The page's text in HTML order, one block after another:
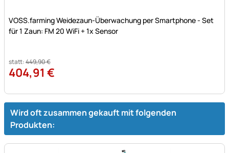
Noch keine Bewertungen abgegeben
VOSS.farming Weidezaun-Überwachung per Smartphone - Set
für 1 Zaun: FM 20 WiFi + 1x Sensor
statt:449,90€
404,91 €
Wird oft zusammen gekauft mit folgenden
Produkten: